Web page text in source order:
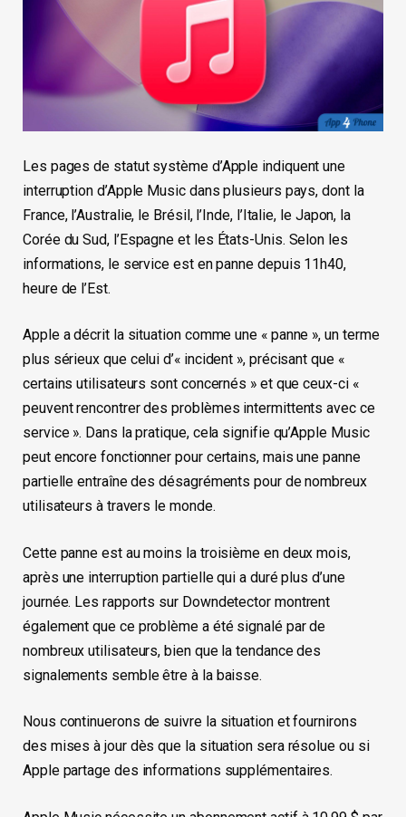
Les pages de statut système d’Apple indiquent une
interruption d’Apple Music dans plusieurs pays, dont la
France, l’Australie, le Brésil, l’Inde, l’Italie, le Japon, la
Corée du Sud, l’Espagne et les États-Unis. Selon les
informations, le service est en panne depuis 11h40,
heure de l’Est.
Apple a décrit la situation comme une « panne », un terme
plus sérieux que celui d’« incident », précisant que «
certains utilisateurs sont concernés » et que ceux-ci «
peuvent rencontrer des problèmes intermittents avec ce
service ». Dans la pratique, cela signifie qu’Apple Music
peut encore fonctionner pour certains, mais une panne
partielle entraîne des désagréments pour de nombreux
utilisateurs à travers le monde.
Cette panne est au moins la troisième en deux mois,
après une interruption partielle qui a duré plus d’une
journée. Les rapports sur Downdetector montrent
également que ce problème a été signalé par de
nombreux utilisateurs, bien que la tendance des
signalements semble être à la baisse.
Nous continuerons de suivre la situation et fournirons
des mises à jour dès que la situation sera résolue ou si
Apple partage des informations supplémentaires.